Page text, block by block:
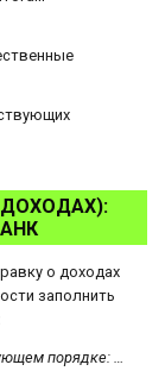
о доходах
заполнить
порядке: …